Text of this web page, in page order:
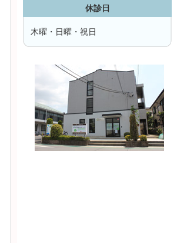
休診日
木曜・日曜・祝日